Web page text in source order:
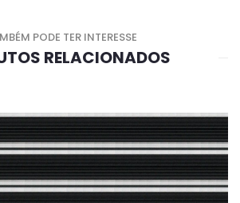
PODE TER INTERESSE
RELACIONADOS